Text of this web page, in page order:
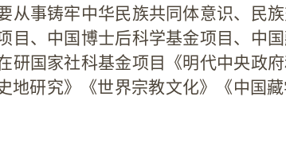
从事铸牢中华民族共同体意识、民
目、中国博士后科学基金项目、中
研国家社科基金项目《明代中央政
地研究》《世界宗教文化》《中国